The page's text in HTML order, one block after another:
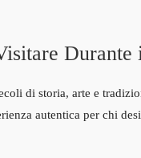
Durante
di storia, arte e
autentica per chi